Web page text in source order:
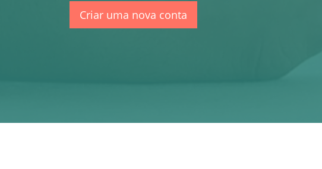
Criar uma nova conta